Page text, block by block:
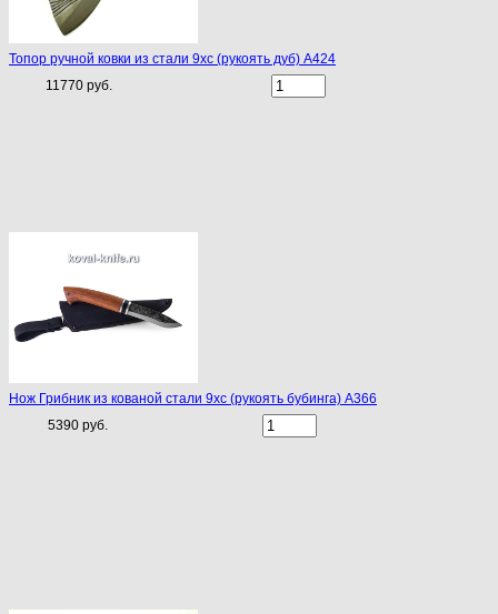
Топор ручной ковки из стали 9хс (рукоять дуб) A424
11770 руб.
Нож Грибник из кованой стали 9хс (рукоять бубинга) A366
5390 руб.